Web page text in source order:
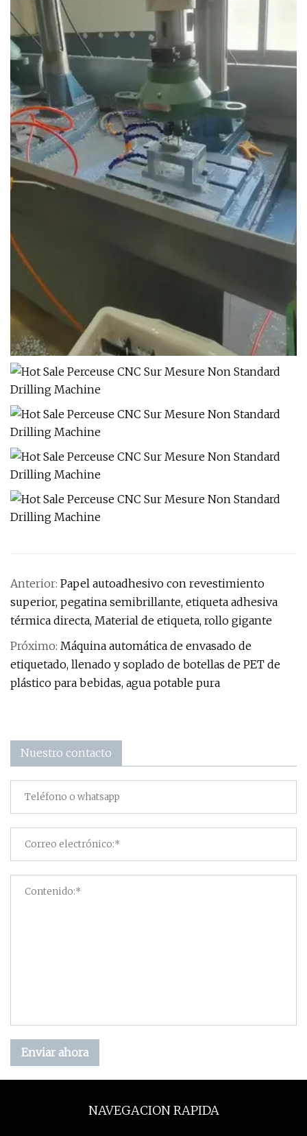
Anterior: Papel autoadhesivo con revestimiento
superior, pegatina semibrillante, etiqueta adhesiva
térmica directa, Material de etiqueta, rollo gigante
Próximo: Máquina automática de envasado de
etiquetado, llenado y soplado de botellas de PET de
plástico para bebidas, agua potable pura
Nuestro contacto
Enviar ahora
NAVEGACION RAPIDA